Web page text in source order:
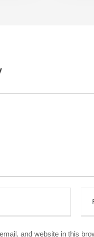
and website in this